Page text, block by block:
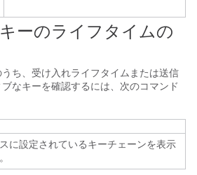
ーのライフタイムの
ち、受け入れライフタイムまたは送信
なキーを確認するには、次のコマンド
に設定されているキーチェーンを表示